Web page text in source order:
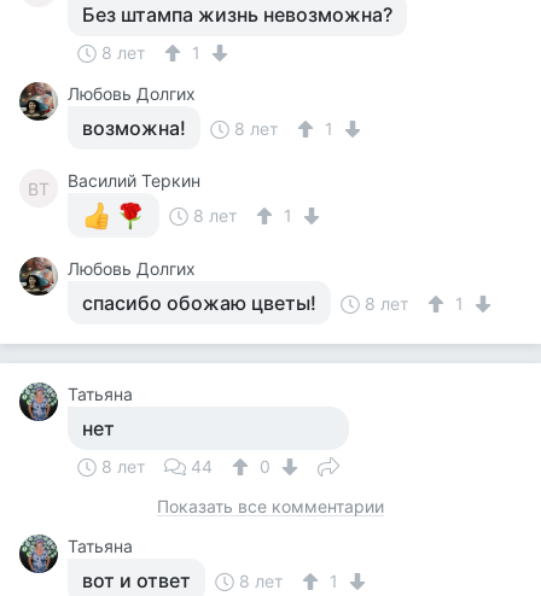
Без штампа жизнь невозможна?
8 лет
1
Любовь Долгих
возможна! 8 лет 1
ВТ
Василий Теркин
8 лет
1
Любовь Долгих
спасибо обожаю цветы! 8 лет 1
Татьяна
нет
8 лет 44
0
Показать все комментарии
Татьяна
вот и ответ 8 лет 1